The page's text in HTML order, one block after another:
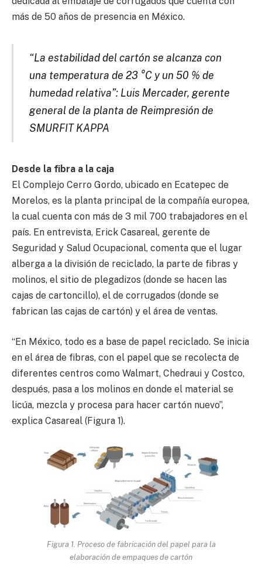
más de 50 años de presencia en México.
“La estabilidad del cartón se alcanza con
una temperatura de 23 °C y un 50 % de
humedad relativa”: Luis Mercader, gerente
general de la planta de Reimpresión de
SMURFIT KAPPA
Desde la fibra a la caja
El Complejo Cerro Gordo, ubicado en Ecatepec de
Morelos, es la planta principal de la compañía europea,
la cual cuenta con más de 3 mil 700 trabajadores en el
país. En entrevista, Erick Casareal, gerente de
Seguridad y Salud Ocupacional, comenta que el lugar
alberga a la división de reciclado, la parte de fibras y
molinos, el sitio de plegadizos (donde se hacen las
cajas de cartoncillo), el de corrugados (donde se
fabrican las cajas de cartón) y el área de ventas.
“En México, todo es a base de papel reciclado. Se inicia
en el área de fibras, con el papel que se recolecta de
diferentes centros como Walmart, Chedraui y Costco,
después, pasa a los molinos en donde el material se
licúa, mezcla y procesa para hacer cartón nuevo”,
explica Casareal (Figura 1).
Figura 1. Proceso de fabricación del papel para la
elaboración de empaques de cartón